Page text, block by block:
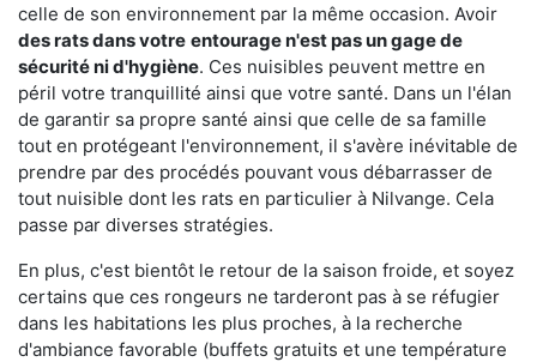
celle de son environnement par la même occasion. Avoir
des rats dans votre entourage n'est pas un gage de
sécurité ni d'hygiène. Ces nuisibles peuvent mettre en
péril votre tranquillité ainsi que votre santé. Dans un l'élan
de garantir sa propre santé ainsi que celle de sa famille
tout en protégeant l'environnement, il s'avère inévitable de
prendre par des procédés pouvant vous débarrasser de
tout nuisible dont les rats en particulier à Nilvange. Cela
passe par diverses stratégies.
En plus, c'est bientôt le retour de la saison froide, et soyez
certains que ces rongeurs ne tarderont pas à se réfugier
dans les habitations les plus proches, à la recherche
d'ambiance favorable (buffets gratuits et une température